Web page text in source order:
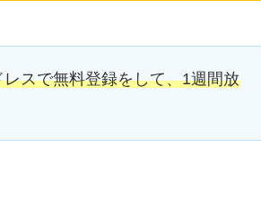
スで無料登録をして、1週間放